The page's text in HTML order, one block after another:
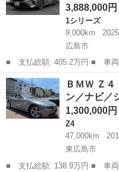
3,888,000円
1シリーズ
9,000km
広島市
■ 支払総額: 405.2万円 ■ 車両本体価格： 3,888,000 円 ■ メーカ
ー名： ＢＭＷ ■ 車種名：
ｄ Ｍスポーツ ハイラインパ
ロジーＰ...
広島 広島市
ＢＭＷ Ｚ
ン／ナビ／
1,300,000円
Z4
47,000km
東広島市
■ 支払総額: 138.9万円 ■ 車両本体価格： 1,300,000 円 ■ メーカ